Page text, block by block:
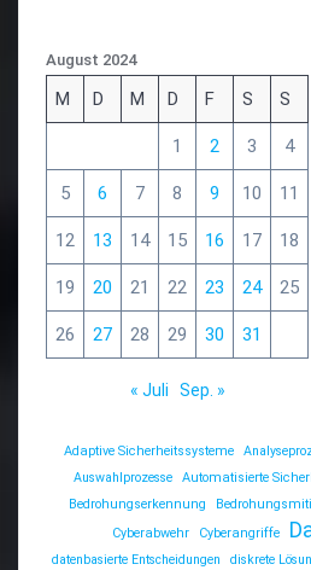
August 2024
M D M D F S S
1 2 3 4
5 6 7 8 9 10 11
12 13 14 15 16 17 18
19 20 21 22 23 24 25
26 27 28 29 30 31
« Juli Sep. »
Adaptive Sicherheitssysteme
Auswahlprozesse
Automatisierte
Bedrohungserkennung
Cyberabwehr
Cyberangriffe
datenbasierte Entscheidungen diskrete